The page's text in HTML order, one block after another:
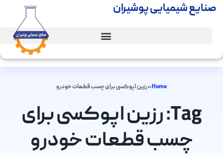
صنایع شیمیایی پوشیران
Home
»رزین اپوکسی برای چسب قطعات خودرو
Tag: رزین اپوکسی برای
چسب قطعات خودرو